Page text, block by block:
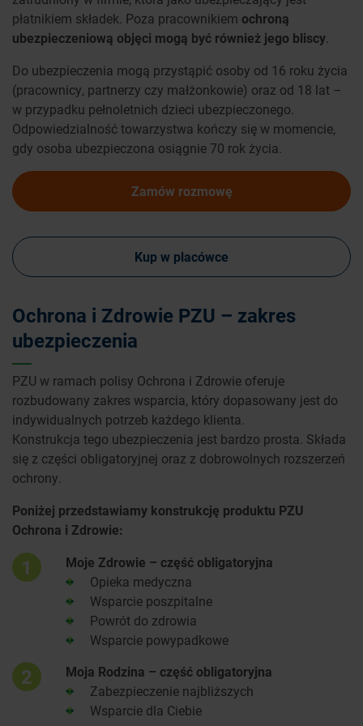
płatnikiem składek. Poza pracownikiem ochroną
ubezpieczeniową objęci mogą być również jego bliscy
Do ubezpieczenia mogą przystąpić osoby od 16 roku życia
(pracownicy, partnerzy czy małżonkowie) oraz od 18 lat –
w przypadku pełnoletnich dzieci ubezpieczonego.
Odpowiedzialność towarzystwa kończy się w momencie,
gdy osoba ubezpieczona osiągnie 70 rok życia.
Zamów rozmowę
Kup w placówce
Ochrona i Zdrowie PZU – zakres
ubezpieczenia
PZU w ramach polisy Ochrona i Zdrowie oferuje
rozbudowany zakres wsparcia, który dopasowany jest do
indywidualnych potrzeb każdego klienta.
Konstrukcja tego ubezpieczenia jest bardzo prosta. Składa
się z części obligatoryjnej oraz z dobrowolnych rozszerzeń
ochrony.
Poniżej przedstawiamy konstrukcję produktu PZU
Ochrona i Zdrowie:
1
Moje Zdrowie – część obligatoryjna
Opieka medyczna
Wsparcie poszpitalne
Powrót do zdrowia
Wsparcie powypadkowe
2
Moja Rodzina – część obligatoryjna
Zabezpieczenie najbliższych
Wsparcie dla Ciebie